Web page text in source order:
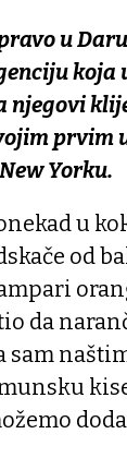
u
koja
njegovi
prvim
Yorku.
u
od
da
sam